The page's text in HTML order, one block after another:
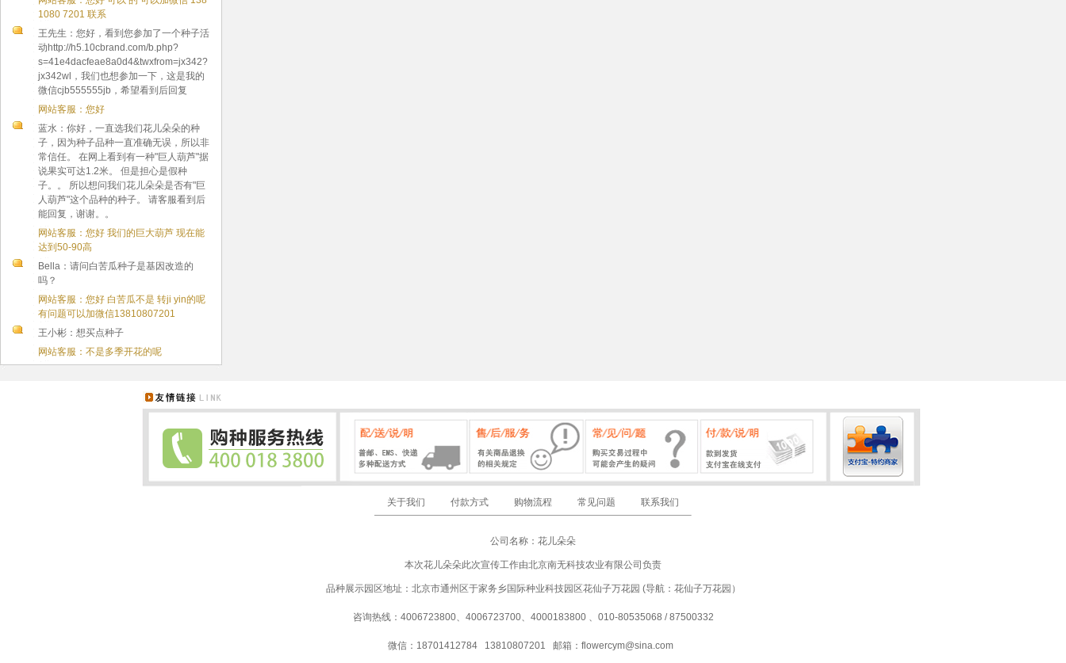
1080 7201 联系
王先生：您好，看到您参加了一个种子活
动http://h5.10cbrand.com/b.php?
s=41e4dacfeae8a0d4&twxfrom=jx342?
jx342wl，我们也想参加一下，这是我的
微信cjb555555jb，希望看到后回复
网站客服：您好
蓝水：你好，一直选我们花儿朵朵的种
子，因为种子品种一直准确无误，所以非
常信任。 在网上看到有一种"巨人葫芦"据
说果实可达1.2米。 但是担心是假种
子。。 所以想问我们花儿朵朵是否有"巨
人葫芦"这个品种的种子。 请客服看到后
能回复，谢谢。。
网站客服：您好 我们的巨大葫芦 现在能
达到50-90高
Bella：请问白苦瓜种子是基因改造的
吗？
网站客服：您好 白苦瓜不是 转ji yin的呢
有问题可以加微信13810807201
王小彬：想买点种子
网站客服：不是多季开花的呢
关于我们 付款方式 购物流程 常见问题 联系我们
公司名称：花儿朵朵
本次花儿朵朵此次宣传工作由北京南无科技农业有限公司负责
品种展示园区地址：北京市通州区于家务乡国际种业科技园区花仙子万花园 (导航：花仙子万花园）
咨询热线：4006723800、4006723700、4000183800 、010-80535068 / 87500332
微信：18701412784 13810807201 邮箱： flowercym@sina.com